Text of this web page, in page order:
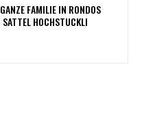
FAMILIE IN RONDOS
HOCHSTUCKLI